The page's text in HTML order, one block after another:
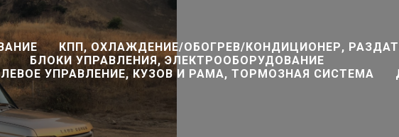
КПП, ОХЛАЖДЕНИЕ/ОБОГРЕВ/КОНДИЦИОНЕР,
БЛОКИ УПРАВЛЕНИЯ, ЭЛЕКТРООБОРУДОВАНИЕ
УПРАВЛЕНИЕ, КУЗОВ И РАМА, ТОРМОЗНАЯ СИСТЕМА